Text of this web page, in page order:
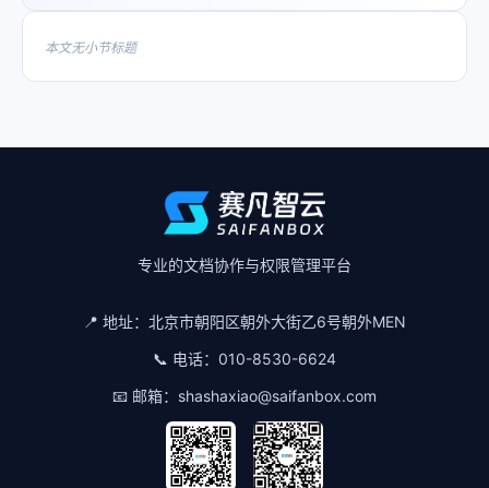
本文无小节标题
专业的文档协作与权限管理平台
📍 地址： 北京市朝阳区朝外大街乙6号朝外MEN
📞 电话： 010-8530-6624
📧 邮箱： shashaxiao@saifanbox.com